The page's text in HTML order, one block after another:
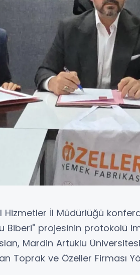
Hizmetler İl Müdürlüğü
Biberi" projesinin protokolü
Mardin Artuklu
Toprak ve Özeller Firması